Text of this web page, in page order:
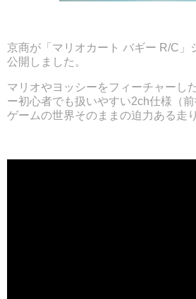
京商が「マリオカート バギー R/C」
公開しました。
マリオやヨッシーをフィーチャーし
ー初心者でも扱いやすい2ch仕様（前
ゲームの世界そのままの迫力ある走